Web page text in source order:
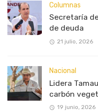
Columnas
Secretaría
de deuda
21 julio, 2026
Nacional
Lidera
carbón
19 junio, 2026